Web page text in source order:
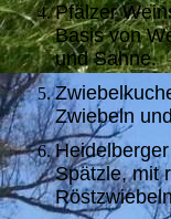
Pfälzer
Basis von
und Sahne.
Zwiebeln
Spätzle, mit